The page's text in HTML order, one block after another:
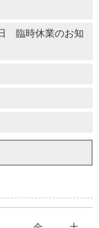
臨時休業のお知